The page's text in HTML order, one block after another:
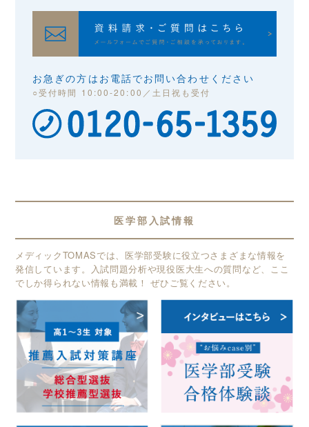
お急ぎの方はお電話でお問い合わせください
○受付時間 10:00-20:00／土日祝も受付
医学部入試情報
メディックTOMASでは、医学部受験に役立つさまざまな情報を
発信しています。入試問題分析や現役医大生への質問など、ここ
でしか得られない情報も満載！ ぜひご覧ください。